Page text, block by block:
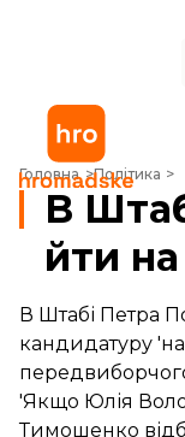
Головна Політика
В Штабі Порошенка
В
йти
В Штабі Петра
кандидатуру
'Якщо Юлія
Тимошенко